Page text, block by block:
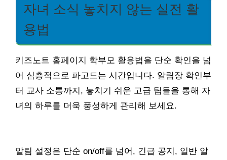
자녀 소식 놓치지 않는 실전 활
용법
키즈노트 홈페이지 학부모 활용법을 단순 확인을 넘
어 심층적으로 파고드는 시간입니다. 알림장 확인부
터 교사 소통까지, 놓치기 쉬운 고급 팁들을 통해 자
녀의 하루를 더욱 풍성하게 관리해 보세요.
알림 설정은 단순 on/off를 넘어, 긴급 공지, 일반 알